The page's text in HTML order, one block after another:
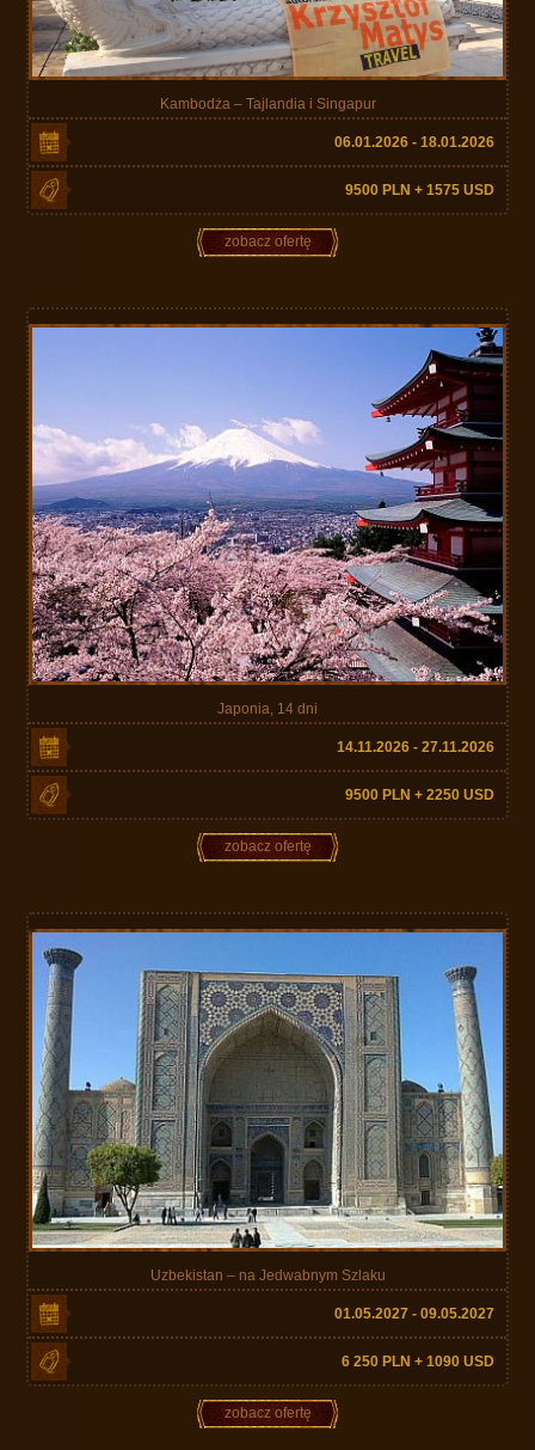
Kambodża – Tajlandia i Singapur
06.01.2026 - 18.01.2026
9500 PLN + 1575 USD
zobacz ofertę
Japonia, 14 dni
14.11.2026 - 27.11.2026
9500 PLN + 2250 USD
zobacz ofertę
Uzbekistan – na Jedwabnym Szlaku
01.05.2027 - 09.05.2027
6 250 PLN + 1090 USD
zobacz ofertę